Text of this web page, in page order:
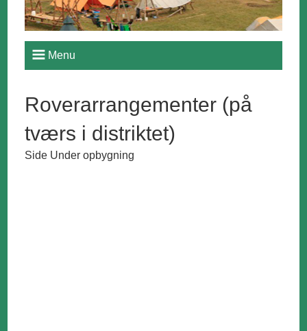
Menu
Roverarrangementer (på
tværs i distriktet)
Side Under opbygning